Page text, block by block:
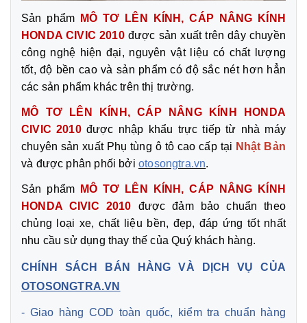
Sản phẩm
MÔ TƠ LÊN KÍNH, CÁP NÂNG KÍNH
HONDA CIVIC 2010 được sản xuất trên dây chuyền
công nghệ hiện đại, nguyên vật liệu có chất lượng
tốt, độ bền cao và sản phẩm có độ sắc nét hơn hẳn
các sản phẩm khác trên thị trường.
MÔ TƠ LÊN KÍNH, CÁP NÂNG KÍNH HONDA
CIVIC 2010 được nhập khẩu trực tiếp từ nhà máy
chuyên sản xuất Phụ tùng ô tô cao cấp tại Nhật Bản
và được phân phối bởi otosongtra.vn.
Sản phẩm MÔ TƠ
LÊN KÍNH, CÁP NÂNG KÍNH
HONDA CIVIC 2010 được đảm bảo chuẩn theo
chủng loại xe, chất liệu bền, đẹp, đáp ứng tốt nhất
nhu cầu sử dụng thay thế của Quý khách hàng.
CHÍNH SÁCH BÁN HÀNG VÀ DỊCH VỤ CỦA
OTOSONGTRA.VN
- Giao hàng COD toàn quốc, kiểm tra chuẩn hàng